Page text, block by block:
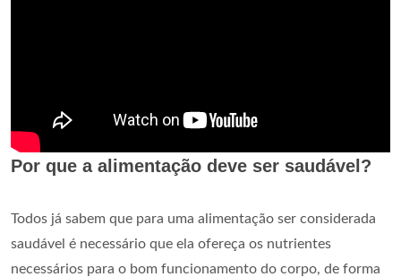
Por que a alimentação deve ser saudável?
Todos já sabem que para uma alimentação ser considerada
saudável é necessário que ela ofereça os nutrientes
necessários para o bom funcionamento do corpo, de forma